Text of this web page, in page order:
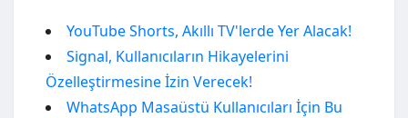
YouTube Shorts, Akıllı TV'lerde Yer Alacak!
Signal, Kullanıcıların Hikayelerini
Özelleştirmesine İzin Verecek!
WhatsApp Masaüstü Kullanıcıları İçin Bu